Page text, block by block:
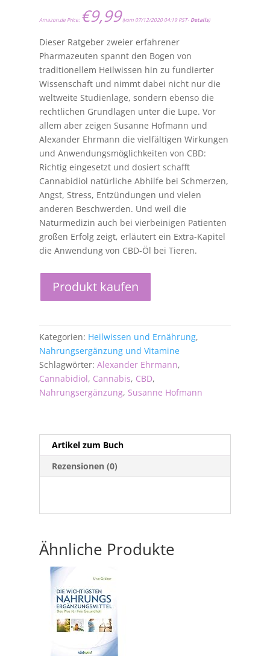
Amazon.de Price: €9,99(vom 07/12/2020 04:19 PST- Details)
Dieser Ratgeber zweier erfahrener
Pharmazeuten spannt den Bogen von
traditionellem Heilwissen hin zu fundierter
Wissenschaft und nimmt dabei nicht nur die
weltweite Studienlage, sondern ebenso die
rechtlichen Grundlagen unter die Lupe. Vor
allem aber zeigen Susanne Hofmann und
Alexander Ehrmann die vielfältigen Wirkungen
und Anwendungsmöglichkeiten von CBD:
Richtig eingesetzt und dosiert schafft
Cannabidiol natürliche Abhilfe bei Schmerzen,
Angst, Stress, Entzündungen und vielen
anderen Beschwerden. Und weil die
Naturmedizin auch bei vierbeinigen Patienten
großen Erfolg zeigt, erläutert ein Extra-Kapitel
die Anwendung von CBD-Öl bei Tieren.
Produkt kaufen
Kategorien: Heilwissen und Ernährung,
Nahrungsergänzung und Vitamine
Schlagwörter: Alexander Ehrmann,
Cannabidiol, Cannabis, CBD,
Nahrungsergänzung, Susanne Hofmann
Artikel zum Buch
Rezensionen (0)
Ähnliche Produkte